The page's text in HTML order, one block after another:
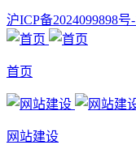
沪ICP备2024099898号
首页
网站建设